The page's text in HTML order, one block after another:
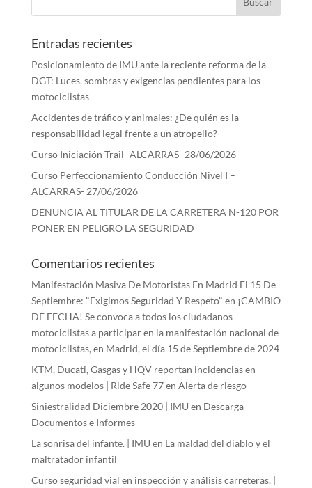
Entradas recientes
Posicionamiento de IMU ante la reciente reforma de la
DGT: Luces, sombras y exigencias pendientes para los
motociclistas
Accidentes de tráfico y animales: ¿De quién es la
responsabilidad legal frente a un atropello?
Curso Iniciación Trail -ALCARRAS- 28/06/2026
Curso Perfeccionamiento Conducción Nivel I –
ALCARRAS- 27/06/2026
DENUNCIA AL TITULAR DE LA CARRETERA N-120 POR
PONER EN PELIGRO LA SEGURIDAD
Comentarios recientes
Manifestación Masiva De Motoristas En Madrid El 15 De
Septiembre: "Exigimos Seguridad Y Respeto" en ¡CAMBIO
DE FECHA! Se convoca a todos los ciudadanos
motociclistas a participar en la manifestación nacional de
motociclistas, en Madrid, el día 15 de Septiembre de 2024
KTM, Ducati, Gasgas y HQV reportan incidencias en
algunos modelos | Ride Safe 77en Alerta de riesgo
Siniestralidad Diciembre 2020 | IMU en Descarga
Documentos e Informes
La sonrisa del infante. | IMU en La maldad del diablo y el
maltratador infantil
Curso seguridad vial en inspección y análisis carreteras. |